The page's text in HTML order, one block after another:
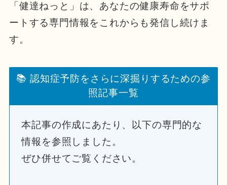
「健達ねっと」は、あなたの健康寿命をサポ
ートする専門情報をこれからも発信し続けま
す。
📚 認知症予防をさらに深掘りするための参
照記事一覧
本記事の作成にあたり、以下の専門的な
情報を参照しました。
ぜひ併せてご覧ください。